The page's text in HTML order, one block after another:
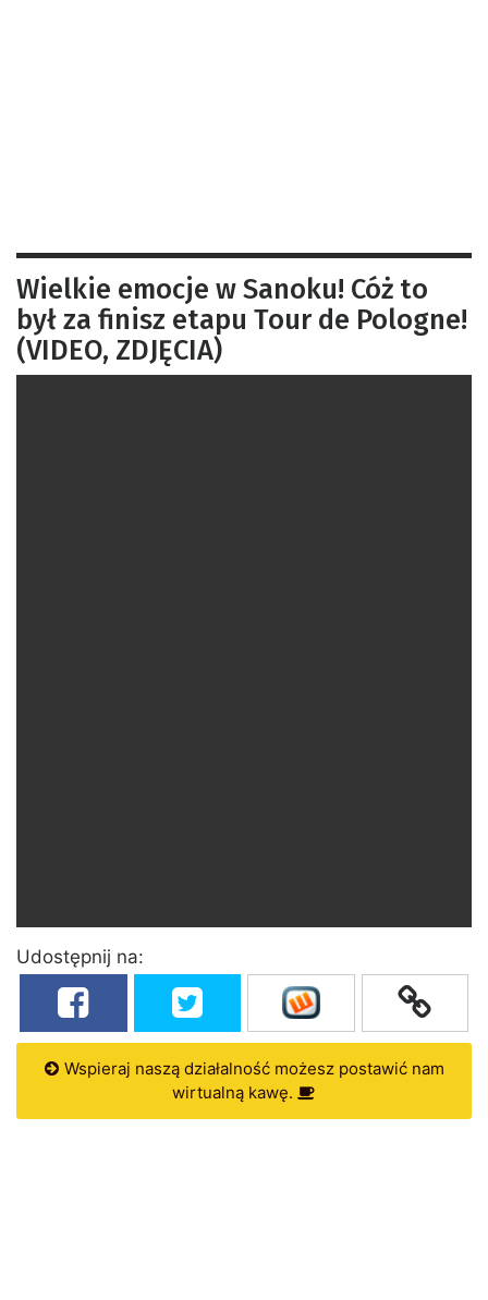
Wielkie emocje w Sanoku! Cóż to
był za finisz etapu Tour de Pologne!
(VIDEO, ZDJĘCIA)
Udostępnij na:
Wspieraj naszą działalność możesz postawić nam
wirtualną kawę.